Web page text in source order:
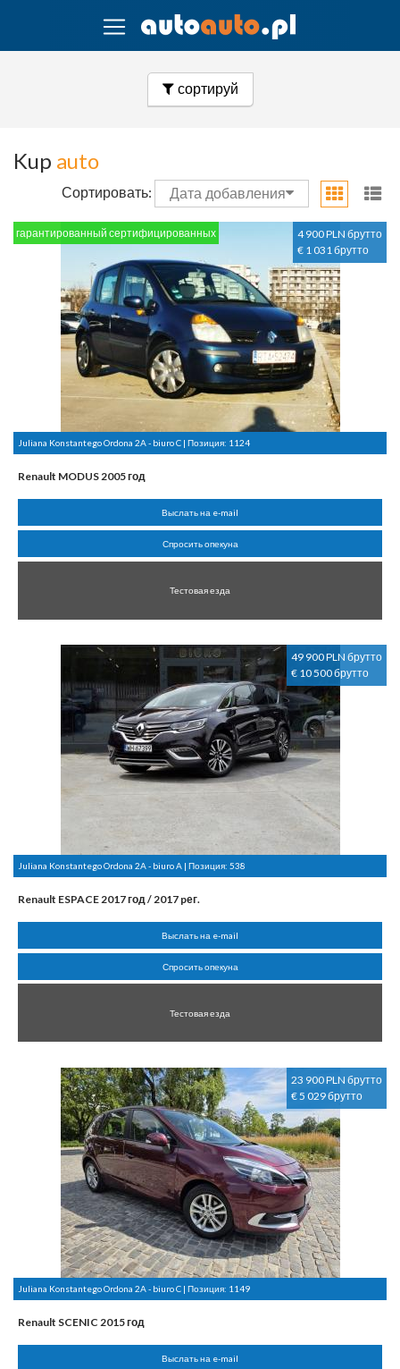
сортируй
Kup auto
Сортировать: Дата добавления
4 900 PLN брутто
€ 1 031 брутто
гарантированный сертифицированных
Juliana Konstantego Ordona 2A - biuro C | Позиция: 1124
Renault MODUS 2005 год
Выслать на e-mail
Спросить опекуна
Тестовая езда
49 900 PLN брутто
€ 10 500 брутто
Juliana Konstantego Ordona 2A - biuro A | Позиция: 538
Renault ESPACE 2017 год / 2017 pег.
Выслать на e-mail
Спросить опекуна
Тестовая езда
23 900 PLN брутто
€ 5 029 брутто
Juliana Konstantego Ordona 2A - biuro C | Позиция: 1149
Renault SCENIC 2015 год
Выслать на e-mail